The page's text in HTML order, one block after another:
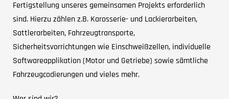
Fertigstellung unseres gemeinsamen Projekts erforderlich
sind. Hierzu zählen z.B. Karosserie- und Lackierarbeiten,
Sattlerarbeiten, Fahrzeugtransporte,
Sicherheitsvorrichtungen wie Einschweißzellen, individuelle
Softwareapplikation (Motor und Getriebe) sowie sämtliche
Fahrzeugcodierungen und vieles mehr.